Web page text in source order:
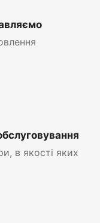
в якості яких